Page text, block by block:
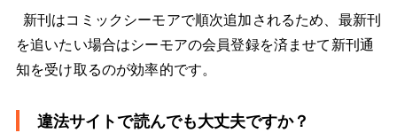
新刊はコミックシーモアで順次追加されるため、最新刊
を追いたい場合はシーモアの会員登録を済ませて新刊通
知を受け取るのが効率的です。
違法サイトで読んでも大丈夫ですか？